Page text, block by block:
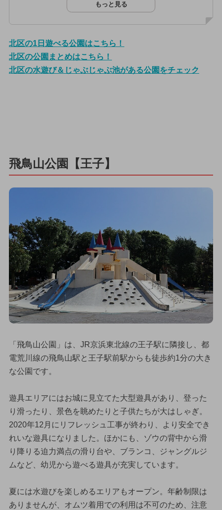
もっと見る
北区の1日遊べる公園はこちら！
北区の公園まとめはこちら！
北区の水遊び＆じゃぶじゃぶ池がある公園をチェック
飛鳥山公園【王子】
「飛鳥山公園」は、JR京浜東北線の王子駅に隣接し、都
電荒川線の飛鳥山駅と王子駅前駅からも徒歩約1分の大き
な公園です。
遊具エリアにはお城に見立てた大型遊具があり、登った
り滑ったり、景色を眺めたりと子供たちが大はしゃぎ。
2020年12月にリフレッシュ工事が終わり、より安全でき
れいな遊具になりました。ほかにも、ゾウの背中から滑
り降りる迫力満点の滑り台や、ブランコ、ジャングルジ
ムなど、幼児から遊べる遊具が充実しています。
夏には水遊びを楽しめるエリアもオープン。年齢制限は
ありませんが、オムツ着用での利用は不可のため、注意